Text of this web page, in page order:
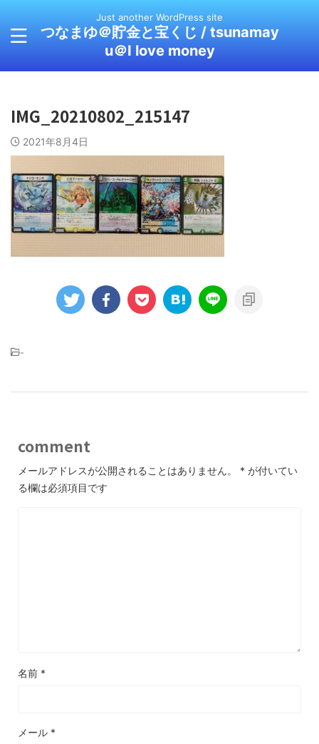
Just another WordPress site
つなまゆ＠貯金と宝くじ / tsunamay
u＠I love money
IMG_20210802_215147
2021年8月4日
-
comment
メールアドレスが公開されることはありません。 * が付いてい
る欄は必須項目です
名前 *
メール *